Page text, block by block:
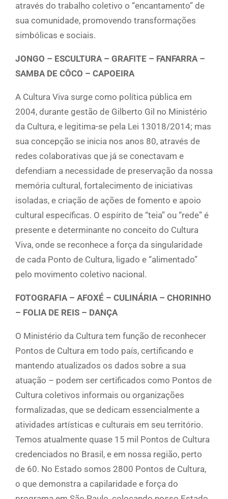
através do trabalho coletivo o “encantamento” de
sua comunidade, promovendo transformações
simbólicas e sociais.
JONGO – ESCULTURA – GRAFITE – FANFARRA –
SAMBA DE CÔCO – CAPOEIRA
A Cultura Viva surge como política pública em
2004, durante gestão de Gilberto Gil no Ministério
da Cultura, e legitima-se pela Lei 13018/2014; mas
sua concepção se inicia nos anos 80, através de
redes colaborativas que já se conectavam e
defendiam a necessidade de preservação da nossa
memória cultural, fortalecimento de iniciativas
isoladas, e criação de ações de fomento e apoio
cultural específicas. O espírito de “teia” ou “rede” é
presente e determinante no conceito do Cultura
Viva, onde se reconhece a força da singularidade
de cada Ponto de Cultura, ligado e “alimentado”
pelo movimento coletivo nacional.
FOTOGRAFIA – AFOXÉ – CULINÁRIA – CHORINHO
– FOLIA DE REIS – DANÇA
O Ministério da Cultura tem função de reconhecer
Pontos de Cultura em todo país, certificando e
mantendo atualizados os dados sobre a sua
atuação – podem ser certificados como Pontos de
Cultura coletivos informais ou organizações
formalizadas, que se dedicam essencialmente a
atividades artísticas e culturais em seu território.
Temos atualmente quase 15 mil Pontos de Cultura
credenciados no Brasil, e em nossa região, perto
de 60. No Estado somos 2800 Pontos de Cultura,
o que demonstra a capilaridade e força do